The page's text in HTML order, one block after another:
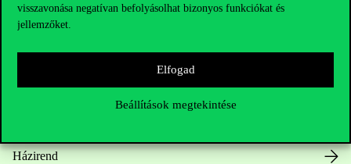
visszavonása negatívan befolyásolhat bizonyos funkciókat és
jellemzőket.
Elfogad
Beállítások megtekintése
Hasznos linkek
Házirend